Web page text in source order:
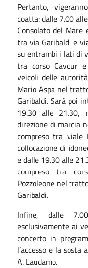
Pertanto,
coatta: dalle 7.00
Consolato del
tra via Garibaldi e
su entrambi i lati di
tra corso Cavour
veicoli delle
Mario Aspa nel
Garibaldi. Sarà poi
19.30 alle 21.30,
direzione di marcia
compreso tra viale
collocazione di
e dalle 19.30 alle
compreso tra
Pozzoleone nel
Garibaldi.
Infine, dalle
esclusivamente ai
concerto in
l’accesso e la sosta
A. Laudamo.